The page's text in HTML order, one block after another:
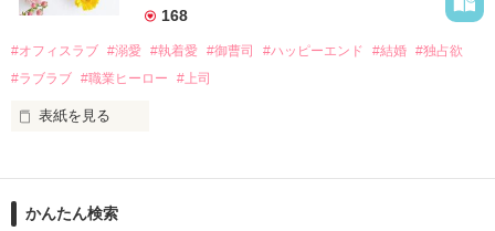
夏木美桜(なつきみお)
鳴海哲平 (なるみてっぺい)
2026.6.5～2026.7.25
なぜか恭司から飼い猫の世話係を命じられた美桜は、猫の世
の関係となってしまい――？
168
#オフィスラブ #溺愛 #執着愛 #御曹司 #ハッピーエンド #結婚 #独占欲
#ラブラブ #職業ヒーロー #上司
表紙を見る
ションの企画戦略室で働いている。
めた、同期で恋人の石垣守（26）がいるのだが、後輩の姫原由
かんたん検索